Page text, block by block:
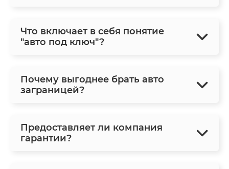
Что включает в себя понятие
"авто под ключ"?
Почему выгоднее брать авто
заграницей?
Предоставляет ли компания
гарантии?